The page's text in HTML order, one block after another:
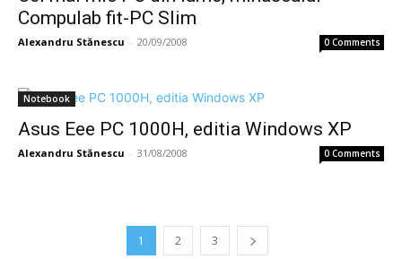
Compulab fit-PC Slim
Alexandru Stănescu - 20/09/2008 0 Comments
Notebook
Asus Eee PC 1000H, editia Windows XP
Alexandru Stănescu - 31/08/2008 0 Comments
1 2 3